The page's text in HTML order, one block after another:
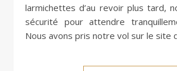
larmichettes d’au revoir plus tard,
sécurité pour attendre
Nous avons pris notre vol sur le site